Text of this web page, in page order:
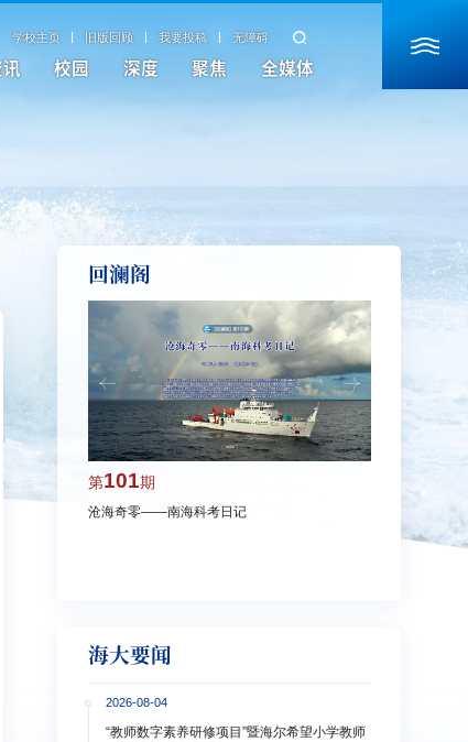
学校主页 旧版回顾 我要投稿 无障碍
校园 深度 聚焦 全媒体
回澜阁
第101期
沧海奇零——南海科考日记
洋大学多措并
海大要闻
2026-08-04
“教师数字素养研修项目”暨海尔希望小学教师